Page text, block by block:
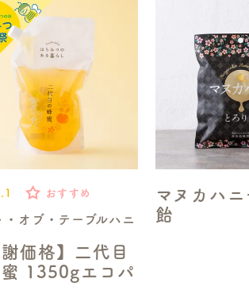
・オブ・テーブルハニ
謝価格】二代目
蜜 1350gエコパ
おすすめ
マヌカハニ
飴